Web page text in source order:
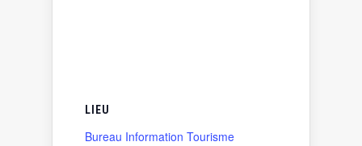
LIEU
Bureau Information Tourisme